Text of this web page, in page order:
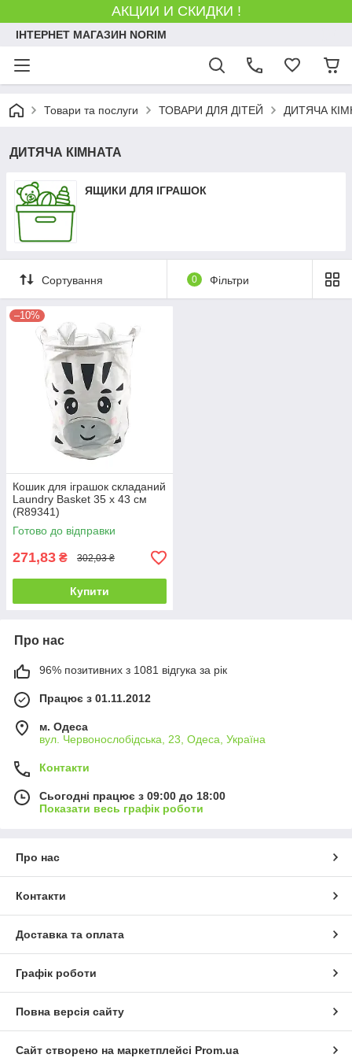
АКЦИИ И СКИДКИ !
ІНТЕРНЕТ МАГАЗИН NORIM
Товари та послуги ТОВАРИ ДЛЯ ДІТЕЙ ДИТЯЧА
ДИТЯЧА КІМНАТА
ЯЩИКИ ДЛЯ ІГРАШОК
Сортування 0 Фільтри
–10%
Кошик для іграшок складаний
Laundry Basket 35 х 43 см
(R89341)
Готово до відправки
271,83 ₴ 302,03 ₴
Купити
Про нас
96% позитивних з 1081 відгука за рік
Працює з 01.11.2012
м. Одеса
вул. Червонослобідська, 23, Одеса, Україна
Контакти
Сьогодні працює з 09:00 до 18:00
Показати весь графік роботи
Про нас
Контакти
Доставка та оплата
Графік роботи
Повна версія сайту
Сайт створено на маркетплейсі Prom.ua